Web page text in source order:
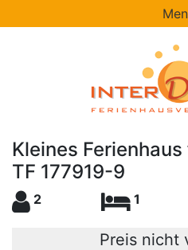
Kleines
TF 177919-9
2 1
Preis nicht